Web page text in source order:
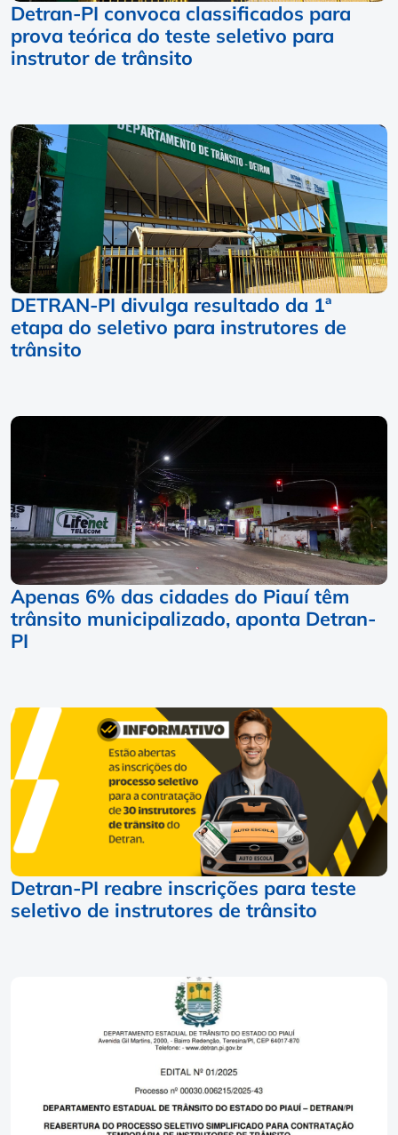
Detran-PI convoca classificados para
prova teórica do teste seletivo para
instrutor de trânsito
DETRAN-PI divulga resultado da 1ª
etapa do seletivo para instrutores de
trânsito
Apenas 6% das cidades do Piauí têm
trânsito municipalizado, aponta Detran-
PI
Detran-PI reabre inscrições para teste
seletivo de instrutores de trânsito